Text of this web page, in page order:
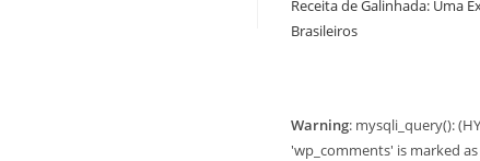
Receita de Galinhada: Uma
Brasileiros
Warning: mysqli_query():
'wp_comments' is marked